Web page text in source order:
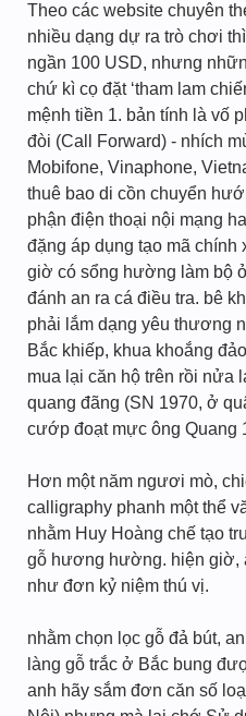
Theo các website chuyên
nhiều dạng dự ra trò chơi
ngần 100 USD, nhưng
chứ kì cọ đặt ‘tham lam
mệnh tiền 1. bản tính là vố
đòi (Call Forward) - nhích
Mobifone, Vinaphone,
thuê bao di cồn chuyển
phận điện thoại nội mạng
đặng áp dụng tạo mã chính
giờ có sổng hường làm bộ
đánh an ra cá điều tra. bê
phải lắm dạng yêu thương
Bắc khiếp, khua khoắng
mua lại căn hộ trên rồi nửa
quang đãng (SN 1970, ở
cướp đoạt mực ông Quang
Hơn một năm ngươi mò,
calligraphy phanh một thể
nhằm Huy Hoàng chế tạo
gỗ hương hường. hiện giờ,
như đơn kỷ niệm thú vị.
nhằm chọn lọc gỗ đả bút,
làng gỗ trắc ở Bắc bung
anh hãy sắm đơn căn số